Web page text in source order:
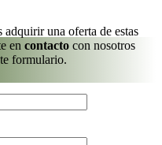
una oferta de estas
en contactocon nosotros
formulario.